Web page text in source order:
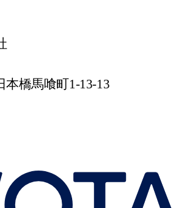
本橋馬喰町1-13-13